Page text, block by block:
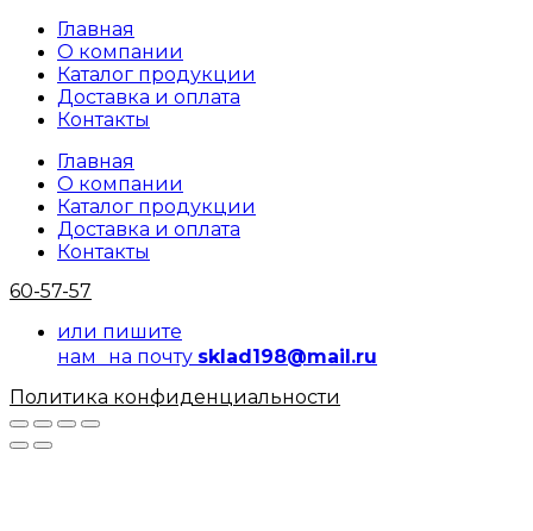
Главная
О компании
Каталог продукции
Доставка и оплата
Контакты
Главная
О компании
Каталог продукции
Доставка и оплата
Контакты
60-57-57
или пишите
нам на почту sklad198@mail.ru
Политика конфиденциальности